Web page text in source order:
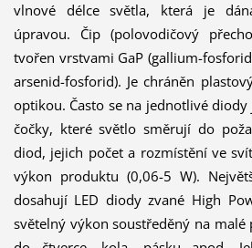
vlnové délce světla, která je
úpravou. Čip (polovodičový
tvořen vrstvami GaP (gallium-
arsenid-fosforid). Je chráněn
optikou. Často se na jednotlivé
čočky, které světlo směrují do
diod, jejich počet a rozmístění ve
výkon produktu (0,06-5 W).
dosahují LED diody zvané High
světelný výkon soustředěný na malé